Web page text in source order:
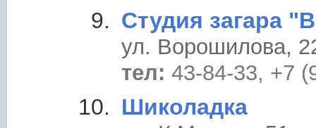
Студия загара
ул. Ворошилова,
тел: 43-84-33, +7
Шиколадка